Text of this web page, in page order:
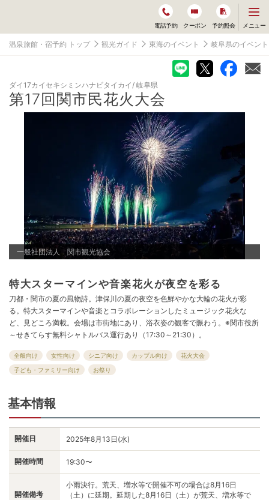
電話予約 クーポン 予約照会
ニ
ー
開
く
メニュー
温泉旅館・宿予約 トップ 観光ガイド 東海のイベント 岐阜県のイベント
ダイ17カイセキシミンハナビタイカイ 岐阜県
第17回関市民花火大会
一般社団法人 関市観光協会
特大スターマインや音楽花火が夜空を彩る
刀都・関市の夏の風物詩。津保川の夏の夜空を色鮮やかな大輪の花火が彩
る。特大スターマインや音楽とコラボレーションしたミュージック花火な
ど、見どころ満載。会場は市街地にあり、浴衣姿の観客で賑わう。※関市役所
～せきてらす無料シャトルバス運行あり（17:30～21:30）。
全般向け 女性向け シニア向け カップル向け
花火大会
子ども・ファミリー向け
お祭り
基本情報
開催日 2025年8月13日(水)
開催時間 19:30〜
開催備考
小雨決行。荒天、増水等で開催不可の場合は8月16日
（土）に延期。延期した8月16日（土）が荒天、増水等で